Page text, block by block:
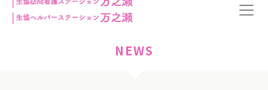
NEWS